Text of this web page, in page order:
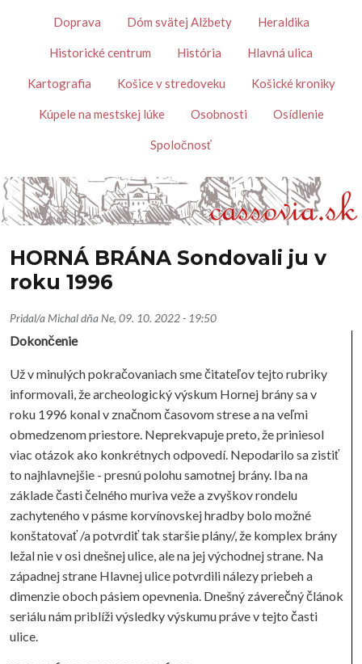
TémyDoprava Dóm svätej Alžbety Heraldika
Historické centrum História Hlavná ulica
Kartografia Košice v stredoveku Košické kroniky
Kúpele na mestskej lúke Osobnosti Osídlenie
Spoločnosť
HORNÁ BRÁNA Sondovali ju v
roku 1996
Pridal/a Michaldňa Ne, 09. 10. 2022 - 19:50
Dokončenie
Už v minulých pokračovaniach sme čitateľov tejto rubriky
informovali, že archeologický výskum Hornej brány sa v
roku 1996 konal v značnom časovom strese a na veľmi
obmedzenom priestore. Neprekvapuje preto, že priniesol
viac otázok ako konkrétnych odpovedí. Nepodarilo sa zistiť
to najhlavnejšie - presnú polohu samotnej brány. Iba na
základe časti čelného muriva veže a zvyškov rondelu
zachyteného v pásme korvínovskej hradby bolo možné
konštatovať /a potvrdiť tak staršie plány/, že komplex brány
ležal nie v osi dnešnej ulice, ale na jej východnej strane. Na
západnej strane Hlavnej ulice potvrdili nálezy priebeh a
dimenzie oboch pásiem opevnenia. Dnešný záverečný článok
seriálu nám priblíži výsledky výskumu práve v tejto časti
ulice.